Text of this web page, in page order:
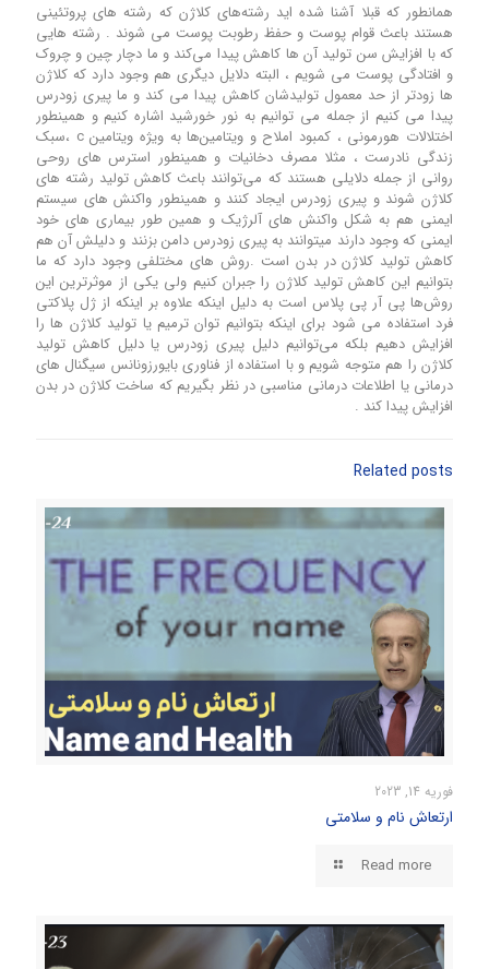
همانطور که قبلا آشنا شده اید رشته‌های کلاژن که رشته های پروتئینی
هستند باعث قوام پوست و حفظ رطوبت پوست می شوند . رشته هایی
که با افزایش سن تولید آن ها کاهش پیدا می‌کند و ما دچار چین و چروک
و افتادگی پوست می شویم ، البته دلایل دیگری هم وجود دارد که کلاژن
ها زودتر از حد معمول تولیدشان کاهش پیدا می کند و ما پیری زودرس
پیدا می کنیم از جمله می توانیم به نور خورشید اشاره کنیم و همینطور
اختلالات هورمونی ، کمبود املاح و ویتامین‌ها به ویژه ویتامین c ،سبک
زندگی نادرست ، مثلا مصرف دخانیات و همینطور استرس های روحی
روانی از جمله دلایلی هستند که می‌توانند باعث کاهش تولید رشته های
کلاژن شوند و پیری زودرس ایجاد کنند و همینطور واکنش های سیستم
ایمنی هم به شکل واکنش های آلرژیک و همین طور بیماری های خود
ایمنی که وجود دارند میتوانند به پیری زودرس دامن بزنند و دلیلش آن هم
کاهش تولید کلاژن در بدن است .روش های مختلفی وجود دارد که ما
بتوانیم این کاهش تولید کلاژن را جبران کنیم ولی یکی از موثرترین این
روش‌ها پی آر پی پلاس است به دلیل اینکه علاوه بر اینکه از ژل پلاکتی
فرد استفاده می شود برای اینکه بتوانیم توان ترمیم یا تولید کلاژن ها را
افزایش دهیم بلکه می‌توانیم دلیل پیری زودرس یا دلیل کاهش تولید
کلاژن را هم متوجه شویم و با استفاده از فناوری بایورزونانس سیگنال های
درمانی یا اطلاعات درمانی مناسبی در نظر بگیریم که ساخت کلاژن در بدن
افزایش پیدا کند .
Related posts
فوریه 14, 2023
ارتعاش نام و سلامتی
Read more